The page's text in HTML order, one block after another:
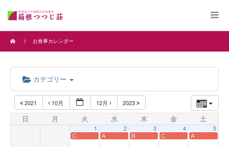
お食事カレンダー
カテゴリー
2021 10月 12月 2023
日 月 火 水 木 金 土
1
C
2
A
3
B
4
C
5
A